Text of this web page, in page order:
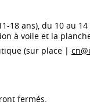
18 ans), du 10 au
à voile et la
(sur place |
fermés.